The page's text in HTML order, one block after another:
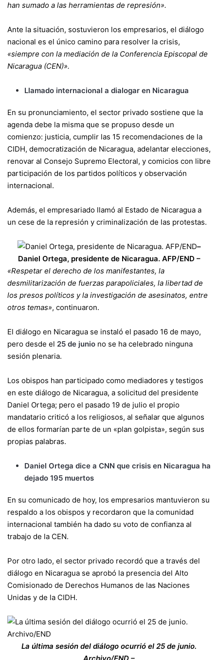
han sumado a las herramientas de represión».
Ante la situación, sostuvieron los empresarios, el diálogo
nacional es el único camino para resolver la crisis,
«siempre con la mediación de la Conferencia Episcopal de
Nicaragua (CEN)».
Llamado internacional a dialogar en Nicaragua
En su pronunciamiento, el sector privado sostiene que la
agenda debe la misma que se propuso desde un
comienzo: justicia, cumplir las 15 recomendaciones de la
CIDH, democratización de Nicaragua, adelantar elecciones,
renovar al Consejo Supremo Electoral, y comicios con libre
participación de los partidos políticos y observación
internacional.
Además, el empresariado llamó al Estado de Nicaragua a
un cese de la represión y criminalización de las protestas.
–
Daniel Ortega, presidente de Nicaragua. AFP/END –
«Respetar el derecho de los manifestantes, la
desmilitarización de fuerzas parapoliciales, la libertad de
los presos políticos y la investigación de asesinatos, entre
otros temas», continuaron.
El diálogo en Nicaragua se instaló el pasado 16 de mayo,
pero desde el 25 de junio no se ha celebrado ninguna
sesión plenaria.
Los obispos han participado como mediadores y testigos
en este diálogo de Nicaragua, a solicitud del presidente
Daniel Ortega; pero el pasado 19 de julio el propio
mandatario criticó a los religiosos, al señalar que algunos
de ellos formarían parte de un «plan golpista», según sus
propias palabras.
Daniel Ortega dice a CNN que crisis en Nicaragua ha
dejado 195 muertos
En su comunicado de hoy, los empresarios mantuvieron su
respaldo a los obispos y recordaron que la comunidad
internacional también ha dado su voto de confianza al
trabajo de la CEN.
Por otro lado, el sector privado recordó que a través del
diálogo en Nicaragua se aprobó la presencia del Alto
Comisionado de Derechos Humanos de las Naciones
Unidas y de la CIDH.
La última sesión del diálogo ocurrió el 25 de junio.